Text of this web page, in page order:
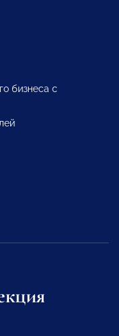
бизнеса с